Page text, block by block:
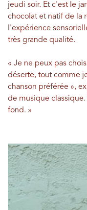
jeudi soir. Et c'est le
chocolat et natif de la
l'expérience
très grande qualité.
« Je ne peux pas
déserte, tout comme
chanson préférée »,
de musique
fond. »